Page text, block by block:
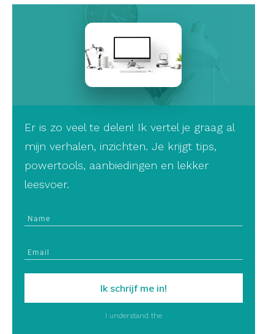
Er is zo veel te delen! Ik vertel je graag al
mijn verhalen, inzichten. Je krijgt tips,
powertools, aanbiedingen en lekker
leesvoer.
Ik schrijf me in!
I understand the